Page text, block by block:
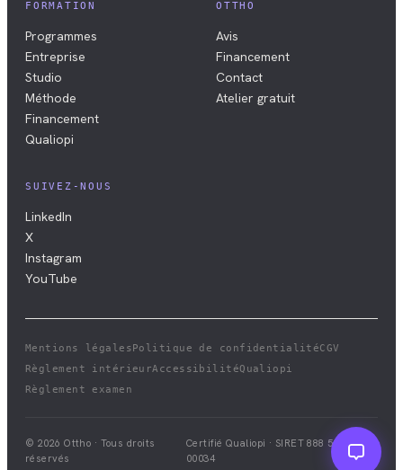
FORMATION
Programmes
Entreprise
Studio
Méthode
Financement
Qualiopi
OTTHO
Avis
Financement
Contact
Atelier gratuit
SUIVEZ-NOUS
LinkedIn
X
Instagram
YouTube
Mentions légalesPolitique de confidentialitéCGV
Règlement intérieurAccessibilitéQualiopi
Règlement examen
© 2026 Ottho · Tous droits
réservés
Certifié Qualiopi · SIRET888 528 411
00034